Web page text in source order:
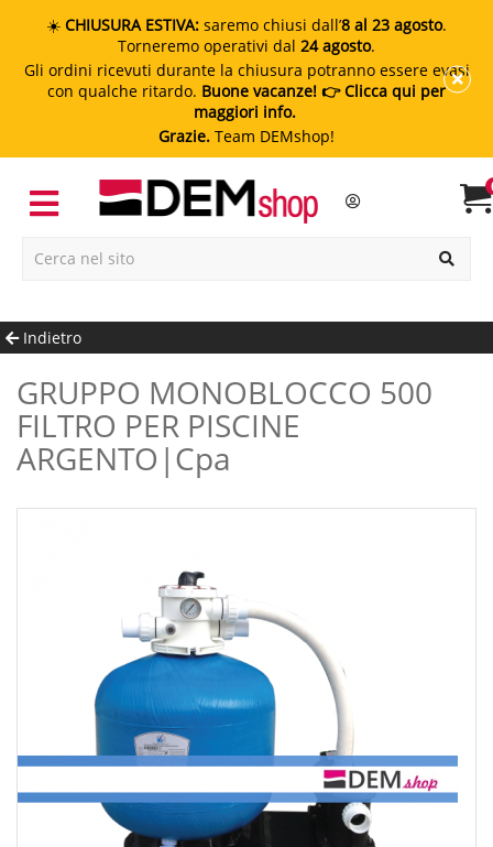
☀️ CHIUSURA ESTIVA: saremo chiusi dall’8 al 23 agosto.
Torneremo operativi dal 24 agosto.
Gli ordini ricevuti durante la chiusura potranno essere evasi
con qualche ritardo. Buone vacanze! 👉 Clicca qui per
maggiori info.
Grazie. Team DEMshop!
Indietro
GRUPPO MONOBLOCCO 500
FILTRO PER PISCINE
ARGENTO|cpa